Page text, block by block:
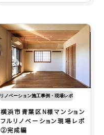
リノベーション施工事例・現場レポ
横浜市青葉区N様マンション
フルリノベーション現場レポ
②完成編